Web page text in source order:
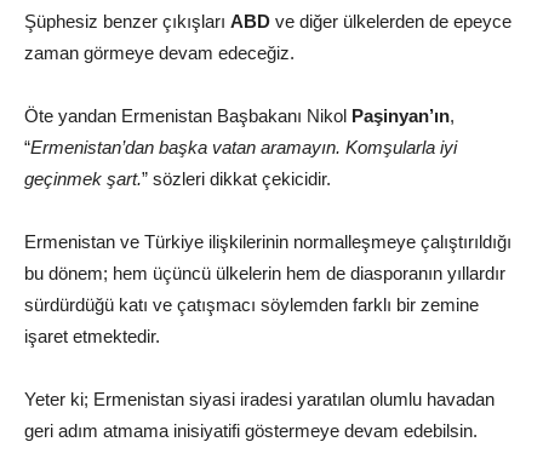
Şüphesiz benzer çıkışları ABD ve diğer ülkelerden de epeyce
zaman görmeye devam edeceğiz.
Öte yandan Ermenistan Başbakanı Nikol Paşinyan’ın,
“Ermenistan’dan başka vatan aramayın. Komşularla iyi
geçinmek şart.” sözleri dikkat çekicidir.
Ermenistan ve Türkiye ilişkilerinin normalleşmeye çalıştırıldığı
bu dönem; hem üçüncü ülkelerin hem de diasporanın yıllardır
sürdürdüğü katı ve çatışmacı söylemden farklı bir zemine
işaret etmektedir.
Yeter ki; Ermenistan siyasi iradesi yaratılan olumlu havadan
geri adım atmama inisiyatifi göstermeye devam edebilsin.